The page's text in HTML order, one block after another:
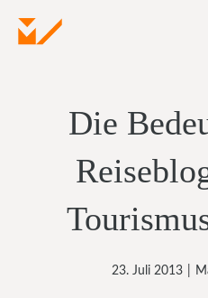
Inhalt
Die
23. Juli 2013